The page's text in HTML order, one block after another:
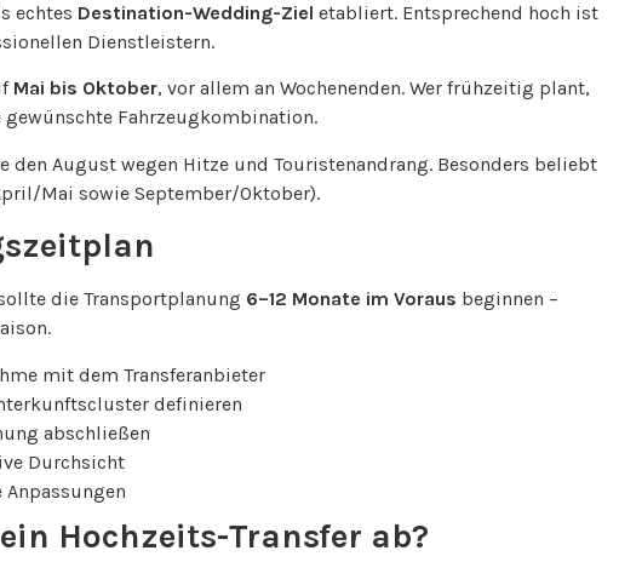
echtes Destination-Wedding-Ziel etabliert. Entsprechend hoch ist
Dienstleistern.
Mai bis Oktober, vor allem an Wochenenden. Wer frühzeitig plant,
Fahrzeugkombination.
den August wegen Hitze und Touristenandrang. Besonders beliebt
Mai sowie September/Oktober).
die Transportplanung 6–12 Monate im Voraus beginnen –
mit dem Transferanbieter
definieren
abschließen
Durchsicht
Anpassungen
Hochzeits-Transfer ab?